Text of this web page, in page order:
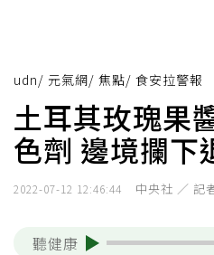
udn/ 元氣網/ 焦點/ 食安拉警報
土耳其玫瑰果
色劑 邊境攔下
2022-07-12 12:46:44 中央社 ／ 記
聽健康